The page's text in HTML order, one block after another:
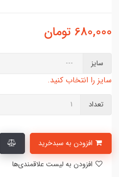
680,000 تومان
سایز
سایز را انتخاب کنید.
تعداد